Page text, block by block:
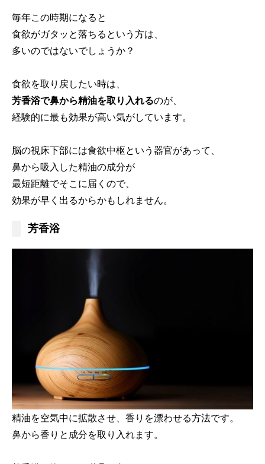
毎年この時期になると
食欲がガタッと落ちるという方は、
多いのではないでしょうか？
食欲を取り戻したい時は、
芳香浴で鼻から精油を取り入れるのが、
経験的に最も効果が高い気がしています。
脳の視床下部には食欲中枢という器官があって、
鼻から吸入した精油の成分が
最短距離でそこに届くので、
効果が早く出るからかもしれません。
芳香浴
精油を空気中に拡散させ、香りを漂わせる方法です。
鼻から香りと成分を取り入れます。